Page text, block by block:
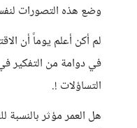
وضع هذه التصورات
لم أكن أعلم يوماً أن
في دوامة من التفكير
التساؤلات !.
هل العمر مؤثر